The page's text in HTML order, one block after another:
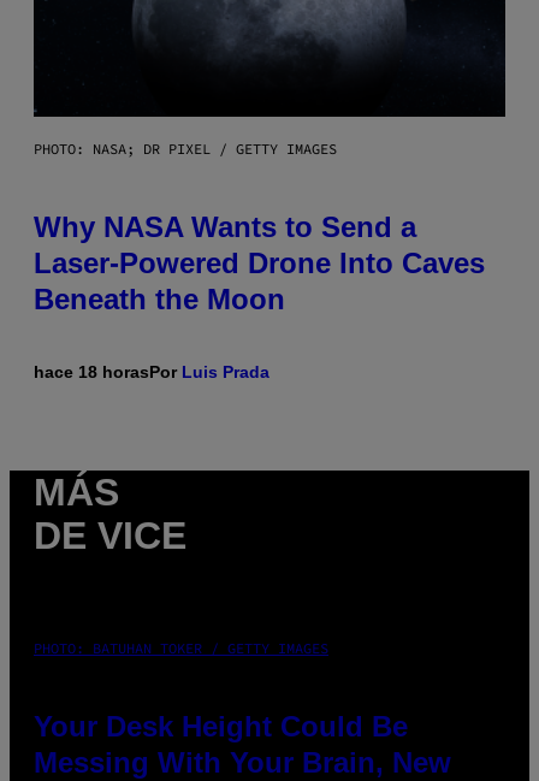
PHOTO: NASA; DR PIXEL / GETTY IMAGES
Why NASA Wants to Send a
Laser-Powered Drone Into Caves
Beneath the Moon
hace 18 horasPor Luis Prada
MÁS
DE VICE
PHOTO: BATUHAN TOKER / GETTY IMAGES
Your Desk Height Could Be
Messing With Your Brain, New